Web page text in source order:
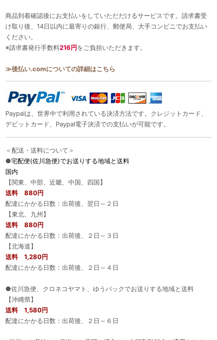
商品到着確認後にお支払いをしていただだけるサービスです。請求書受
け取り後、14日以内に最寄りの銀行、郵便局、大手コンビニでお支払い
ください。
※請求書発行手数料216円をご負担いただきます。
≫後払い.comについての詳細はこちら
Paypalは、世界中で利用されている決済方法です。クレジットカード、
デビットカード、Paypal電子決済での支払いが可能です。
＜配送・送料について＞
●宅配便(佐川急便)でお送りする地域と送料
国内
【関東、中部、近畿、中国、四国】
送料 880円
配達にかかる日数：出荷後、翌日～２日
【東北、九州】
送料 880円
配達にかかる日数：出荷後、２日～３日
【北海道】
送料 1,280円
配達にかかる日数：出荷後、２日～４日
●佐川急便、クロネコヤマト、ゆうパックでお送りする地域と送料
【沖縄県】
送料 1,580円
配達にかかる日数：出荷後、２日～６日